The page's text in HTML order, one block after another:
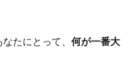
たにとって、 何が一番大